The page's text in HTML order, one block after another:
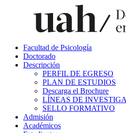
Facultad de Psicología
Doctorado
Descripción
PERFIL DE EGRESO
PLAN DE ESTUDIOS
Descarga el Brochure
LÍNEAS DE
SELLO FORMATIVO
Admisión
Académicos